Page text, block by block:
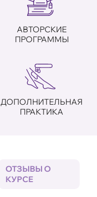
АВТОРСКИЕ
ПРОГРАММЫ
ДОПОЛНИТЕЛЬНАЯ
ПРАКТИКА
ОТЗЫВЫ О
КУРСЕ